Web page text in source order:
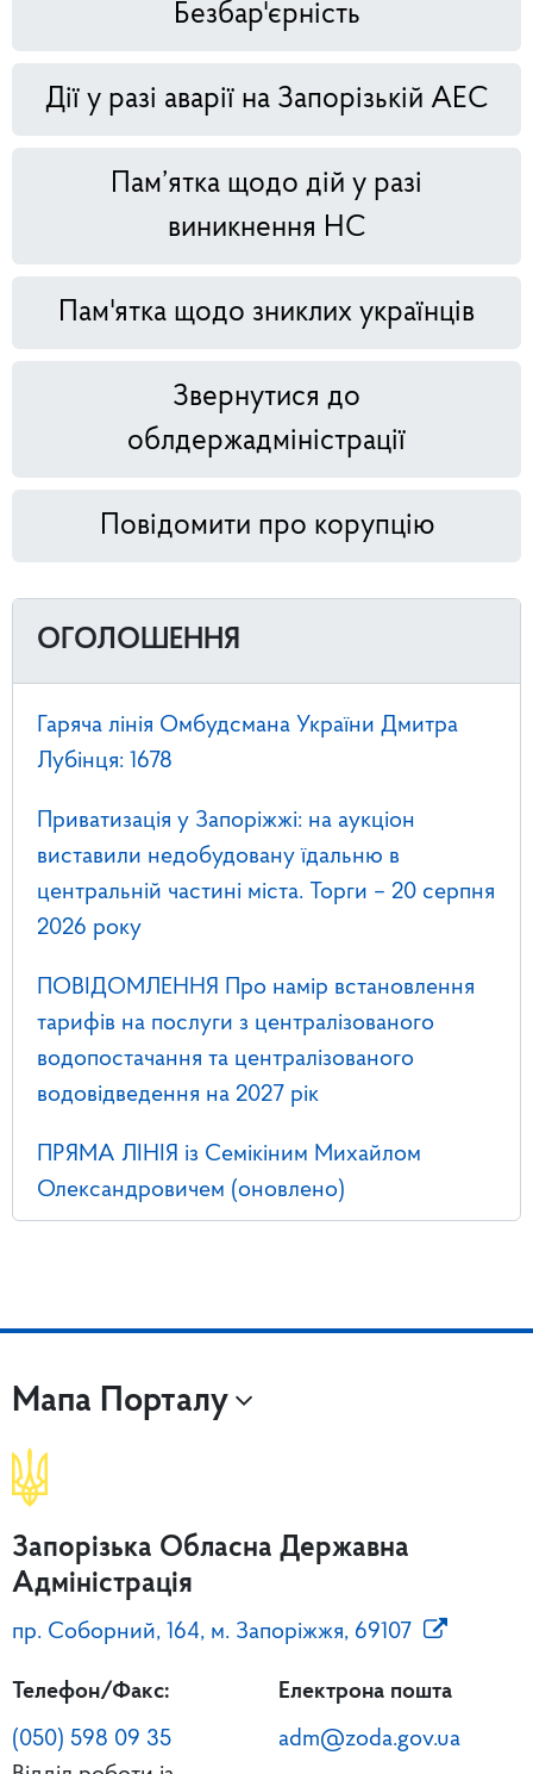
Безбар'єрність
Дії у разі аварії на Запорізькій АЕС
Пам’ятка щодо дій у разі
виникнення НС
Пам'ятка щодо зниклих українців
Звернутися до
облдержадміністрації
Повідомити про корупцію
ОГОЛОШЕННЯ
Гаряча лінія Омбудсмана України Дмитра
Лубінця: 1678
Приватизація у Запоріжжі: на аукціон
виставили недобудовану їдальню в
центральній частині міста. Торги – 20 серпня
2026 року
ПОВІДОМЛЕННЯ Про намір встановлення
тарифів на послуги з централізованого
водопостачання та централізованого
водовідведення на 2027 рік
ПРЯМА ЛІНІЯ із Семікіним Михайлом
Олександровичем (оновлено)
Мапа Порталу
Запорізька Обласна Державна
Адміністрація
пр. Соборний, 164, м. Запоріжжя, 69107
Телефон/Факс:
(050) 598 09 35
Електрона пошта
adm@zoda.gov.ua